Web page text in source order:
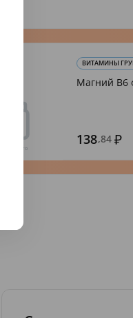
ВИТАМИНЫ
Магний В6
138,84